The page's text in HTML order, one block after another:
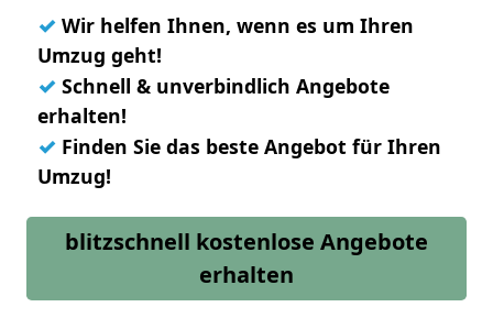
✓ Wir helfen Ihnen, wenn es um Ihren
Umzug geht!
✓ Schnell & unverbindlich Angebote
erhalten!
✓ Finden Sie das beste Angebot für Ihren
Umzug!
blitzschnell kostenlose Angebote
erhalten